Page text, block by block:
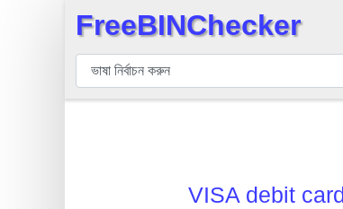
বিন
যাচাইকারী
FreeBINChecker
VISA debit card